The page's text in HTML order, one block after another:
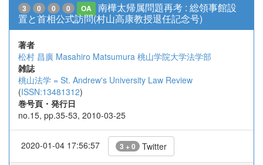
3 0 0 0 OA
南樺太帰属問題再考 : 総領事館設
置と首相公式訪問(村山高康教授退任記念号)
著者
松村 昌廣 Masahiro Matsumura 桃山学院大学法学部
雑誌
桃山法学 = St. Andrew's University Law Review
(ISSN:13481312)
巻号頁・発行日
no.15, pp.35-53, 2010-03-25
2020-01-04 17:56:57 3 + 0 Twitter